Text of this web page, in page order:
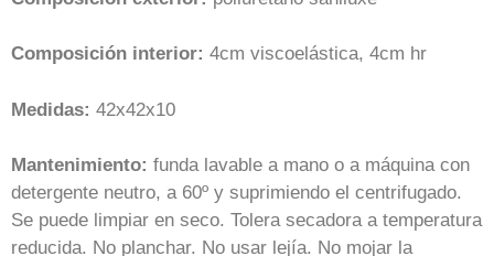
Composición interior: 4cm viscoelástica, 4cm hr
Medidas: 42x42x10
Mantenimiento: funda lavable a mano o a máquina con
detergente neutro, a 60º y suprimiendo el centrifugado.
Se puede limpiar en seco. Tolera secadora a temperatura
reducida. No planchar. No usar lejía. No mojar la